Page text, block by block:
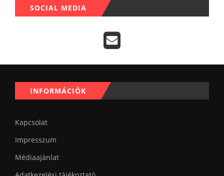
SOCIAL MEDIA
INFORMÁCIÓK
Kapcsolat
Impresszum
Médiaajánlat